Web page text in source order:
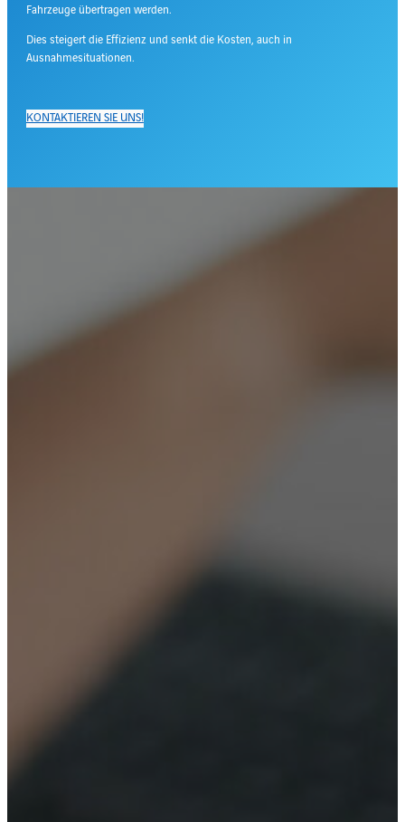
Fahrzeuge übertragen werden.
Dies steigert die Effizienz und senkt die Kosten, auch in
Ausnahmesituationen.
KONTAKTIEREN SIE UNS!